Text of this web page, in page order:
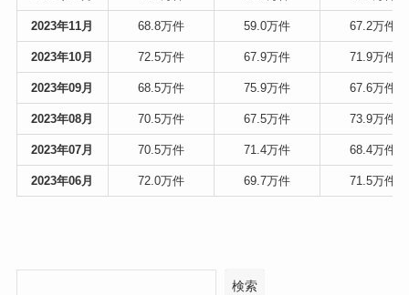
2023年11月 68.8万件 59.0万件 67.2万件
2023年10月 72.5万件 67.9万件 71.9万件
2023年09月 68.5万件 75.9万件 67.6万件
2023年08月 70.5万件 67.5万件 73.9万件
2023年07月 70.5万件 71.4万件 68.4万件
2023年06月 72.0万件 69.7万件 71.5万件
検索